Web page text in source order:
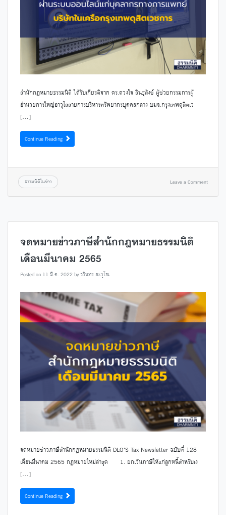
สำนักกฎหมายธรรมนิติ ได้รับเกียรติจาก ดร.ดวงใจ สินธุสังข์ ผู้ช่วยกรรมการผู้
อำนวยการใหญ่อาวุโสสายการบริหารทรัพยากรบุคคลกลาง บมจ.กรุงเทพดุสิตเว
[…]
Continue Reading
ธรรมนิติในข่าว Leave a Comment
จดหมายข่าวภาษีสำนักกฎหมายธรรมนิติ
เดือนมีนาคม 2565
Posted on 11 มี.ค. 2022 byวรินทร สะรุโณ
จดหมายข่าวภาษีสำนักกฎหมายธรรมนิติ DLO’S Tax Newsletter ฉบับที่ 128
เดือนมีนาคม 2565 กฎหมายใหม่ล่าสุด 1. ยกเว้นภาษีให้แก่ลูกหนี้สำหรับเง
[…]
Continue Reading